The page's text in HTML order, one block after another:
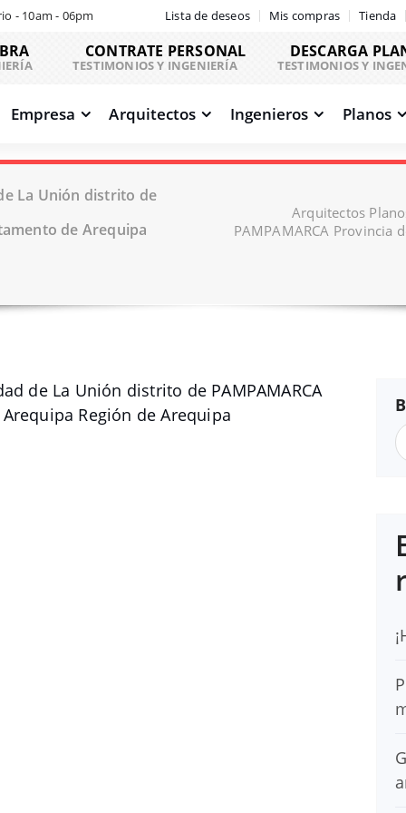
- 10am - 06pm Lista de deseos Mis compras Tienda
CONTRATE PERSONAL
TESTIMONIOS Y INGENIERÍA
DESCARGA
TESTIMONIOS Y
Empresa Arquitectos Ingenieros Planos
La Unión distrito de
de Arequipa
Arquitectos
PAMPAMARCA Provincia
de La Unión distrito de PAMPAMARCA
Región de Arequipa